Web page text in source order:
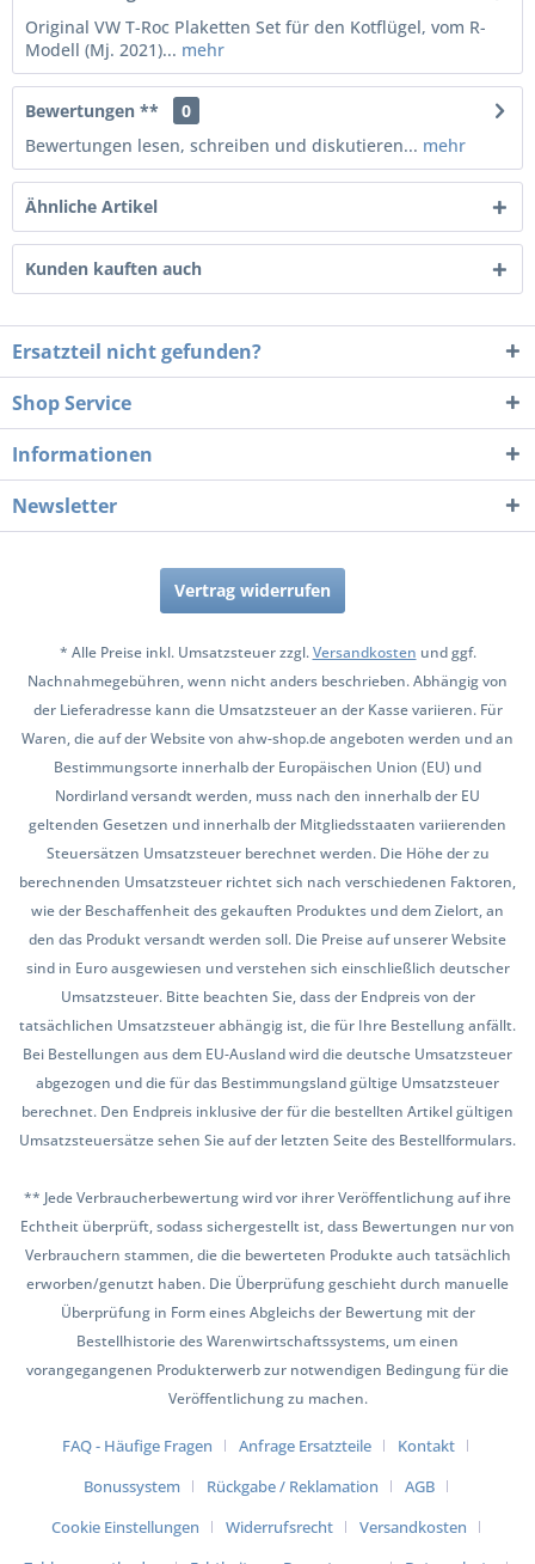
Original VW T-Roc Plaketten Set für den Kotflügel, vom R-
Modell (Mj. 2021)... mehr
Bewertungen **
0
Bewertungen lesen, schreiben und diskutieren... mehr
Ähnliche Artikel
Kunden kauften auch
Ersatzteil nicht gefunden?
Shop Service
Informationen
Newsletter
Vertrag widerrufen
* Alle Preise inkl. Umsatzsteuer zzgl.Versandkosten und ggf.
Nachnahmegebühren, wenn nicht anders beschrieben. Abhängig von
der Lieferadresse kann die Umsatzsteuer an der Kasse variieren. Für
Waren, die auf der Website von ahw-shop.de angeboten werden und an
Bestimmungsorte innerhalb der Europäischen Union (EU) und
Nordirland versandt werden, muss nach den innerhalb der EU
geltenden Gesetzen und innerhalb der Mitgliedsstaaten variierenden
Steuersätzen Umsatzsteuer berechnet werden. Die Höhe der zu
berechnenden Umsatzsteuer richtet sich nach verschiedenen Faktoren,
wie der Beschaffenheit des gekauften Produktes und dem Zielort, an
den das Produkt versandt werden soll. Die Preise auf unserer Website
sind in Euro ausgewiesen und verstehen sich einschließlich deutscher
Umsatzsteuer. Bitte beachten Sie, dass der Endpreis von der
tatsächlichen Umsatzsteuer abhängig ist, die für Ihre Bestellung anfällt.
Bei Bestellungen aus dem EU-Ausland wird die deutsche Umsatzsteuer
abgezogen und die für das Bestimmungsland gültige Umsatzsteuer
berechnet. Den Endpreis inklusive der für die bestellten Artikel gültigen
Umsatzsteuersätze sehen Sie auf der letzten Seite des Bestellformulars.
** Jede Verbraucherbewertung wird vor ihrer Veröffentlichung auf ihre
Echtheit überprüft, sodass sichergestellt ist, dass Bewertungen nur von
Verbrauchern stammen, die die bewerteten Produkte auch tatsächlich
erworben/genutzt haben. Die Überprüfung geschieht durch manuelle
Überprüfung in Form eines Abgleichs der Bewertung mit der
Bestellhistorie des Warenwirtschaftssystems, um einen
vorangegangenen Produkterwerb zur notwendigen Bedingung für die
Veröffentlichung zu machen.
FAQ - Häufige Fragen Anfrage Ersatzteile
Kontakt
Bonussystem
Rückgabe / Reklamation
AGB
Cookie Einstellungen
Widerrufsrecht
Versandkosten